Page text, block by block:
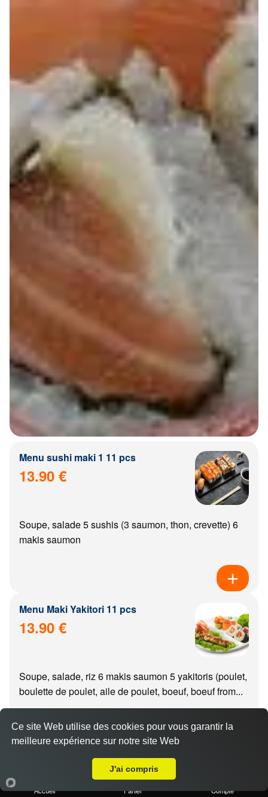
Menu sushi maki 1 11 pcs
13.90 €
Soupe, salade 5 sushis (3 saumon, thon, crevette) 6
makis saumon
Menu Maki Yakitori 11 pcs
13.90 €
Soupe, salade, riz 6 makis saumon 5 yakitoris (poulet,
boulette de poulet, aile de poulet, boeuf, boeuf from...
Menu california Yakitori 11 pcs
Accueil Panier Compte
Ce site Web utilise des cookies pour vous garantir la
meilleure expérience sur notre site Web
J'ai compris